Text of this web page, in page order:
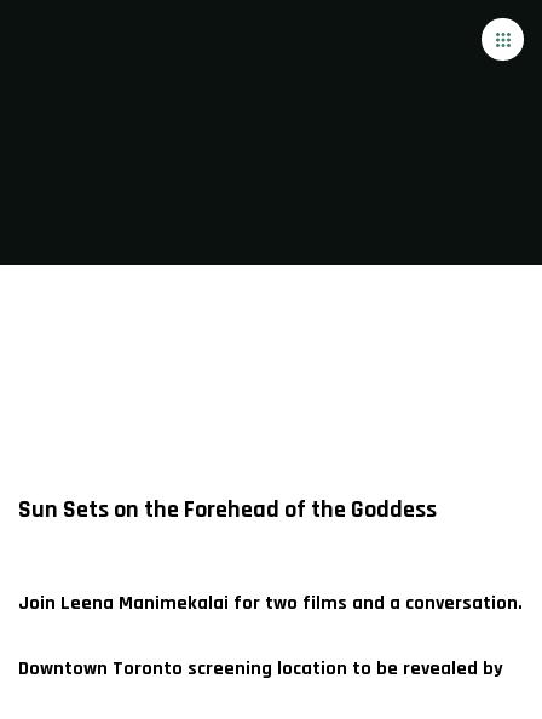
FILMS
DEMAND
Sun Sets on the Forehead of the Goddess
Join Leena Manimekalai for two films and a conversation.
Downtown Toronto screening location to be revealed by